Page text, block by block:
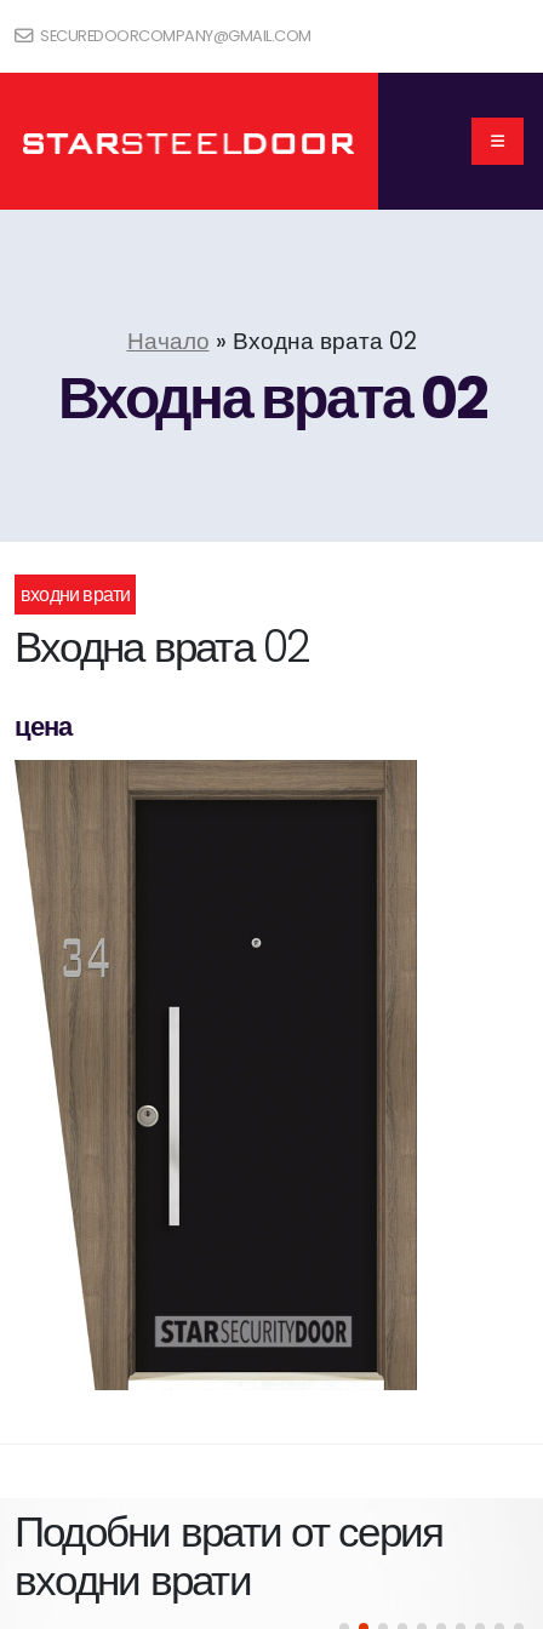
SECUREDOORCOMPANY@GMAIL.COM
Начало » Входна врата 02
Входна врата 02
входни врати
Входна врата 02
цена
Подобни врати от серия
входни врати